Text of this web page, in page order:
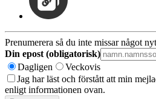
Prenumerera så du inte missar något
Din epost (obligatorisk)
Dagligen
Veckovis
Jag har läst och förstått att min
enligt informationen ovan.